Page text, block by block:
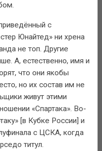
с
Юнайтед» ни хрена
не топ. Другие
А, естественно, имя и
что они якобы
но их состав им не
живут этими
«Спартака». Во-
[в Кубке России] и
с ЦСКА, когда
титул.